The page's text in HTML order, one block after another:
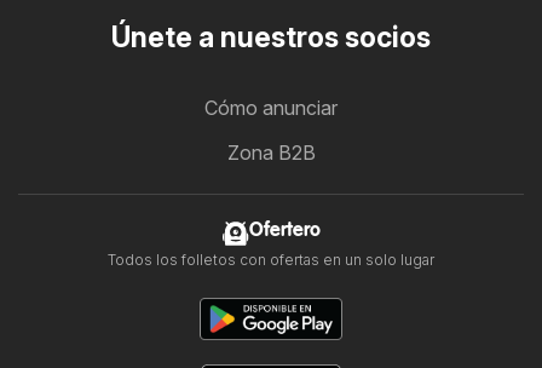
Únete a nuestros socios
Cómo anunciar
Zona B2B
Ofertero
Todos los folletos con ofertas en un solo lugar